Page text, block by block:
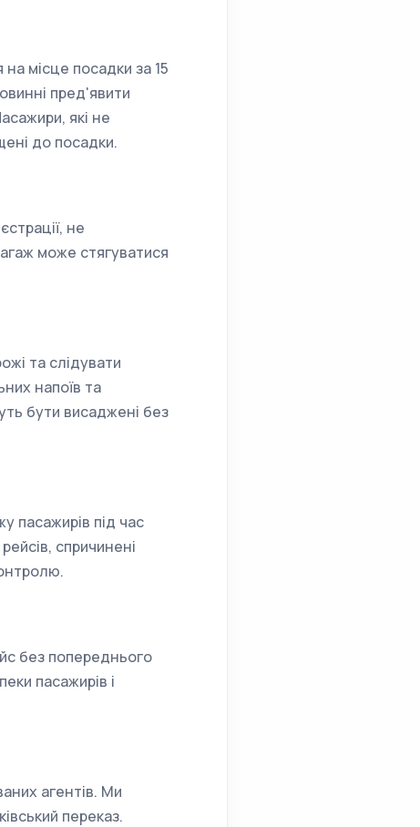
місце посадки за 15
пред'явити
які не
до посадки.
не
може стягуватися
та слідувати
напоїв та
бути висаджені без
пасажирів під час
спричинені
без попереднього
пасажирів і
агентів. Ми
переказ.